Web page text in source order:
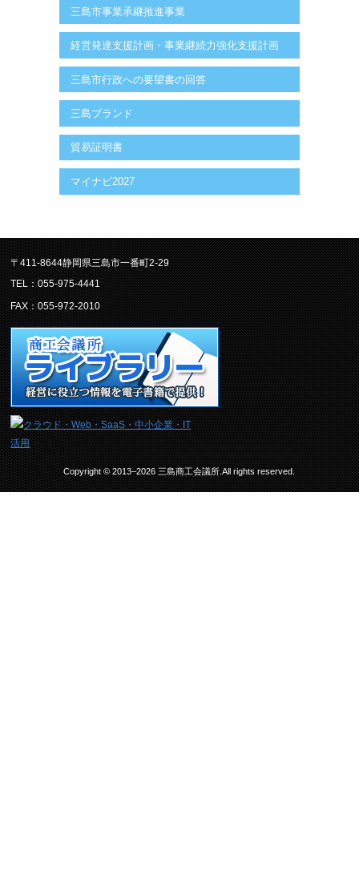
三島市事業承継推進事業
経営発達支援計画・事業継続力強化支援計画
三島市行政への要望書の回答
三島ブランド
貿易証明書
マイナビ2027
〒411-8644静岡県三島市一番町2-29
TEL：055-975-4441
FAX：055-972-2010
Copyright © 2013–2026 三島商工会議所.All rights reserved.